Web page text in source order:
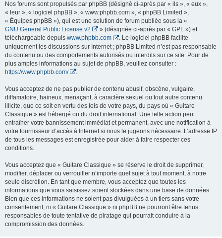
Nos forums sont propulsés par phpBB (désigné ci-après par « ils », « eux »,
« leur », « logiciel phpBB », « www.phpbb.com », « phpBB Limited »,
« Équipes phpBB »), qui est une solution de forum publiée sous la «
GNU General Public License v2
» (désignée ci-après par « GPL ») et
téléchargeable depuis www.phpbb.com
. Le logiciel phpBB facilite
uniquement les discussions sur Internet ; phpBB Limited n’est pas responsable
du contenu ou des comportements autorisés ou interdits sur ce site. Pour de
plus amples informations au sujet de phpBB, veuillez consulter :
https://www.phpbb.com/
Vous acceptez de ne pas publier de contenu abusif, obscène, vulgaire,
diffamatoire, haineux, menaçant, à caractère sexuel ou tout autre contenu
illicite, que ce soit en vertu des lois de votre pays, du pays où « Guitare
Classique » est hébergé ou du droit international. Une telle action peut
entraîner votre bannissement immédiat et permanent, avec une notification à
votre fournisseur d’accès à Internet si nous le jugeons nécessaire. L’adresse IP
de tous les messages est enregistrée pour aider à faire respecter ces
conditions.
Vous acceptez que « Guitare Classique » se réserve le droit de supprimer,
modifier, déplacer ou verrouiller n’importe quel sujet à tout moment, à notre
seule discrétion. En tant que membre, vous acceptez que toutes les
informations que vous saisissez soient stockées dans une base de données.
Bien que ces informations ne soient pas divulguées à un tiers sans votre
consentement, ni « Guitare Classique » ni phpBB ne pourront être tenus
responsables de toute tentative de piratage qui pourrait conduire à la
compromission des données.